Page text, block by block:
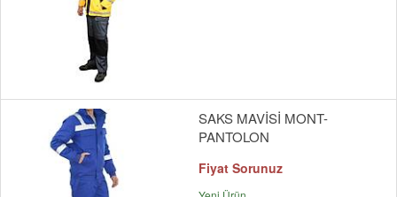
SAKS MAVİSİ MONT-
PANTOLON
Fiyat Sorunuz